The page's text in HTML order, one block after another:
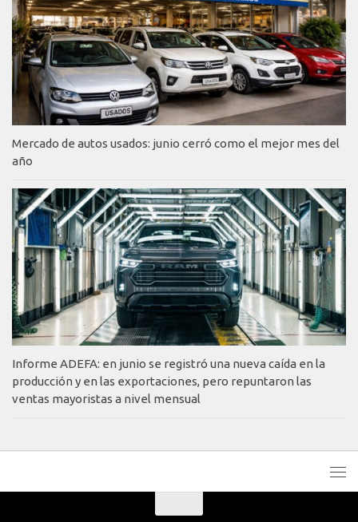
Mercado de autos usados: junio cerró como el mejor mes del
año
Informe ADEFA: en junio se registró una nueva caída en la
producción y en las exportaciones, pero repuntaron las
ventas mayoristas a nivel mensual